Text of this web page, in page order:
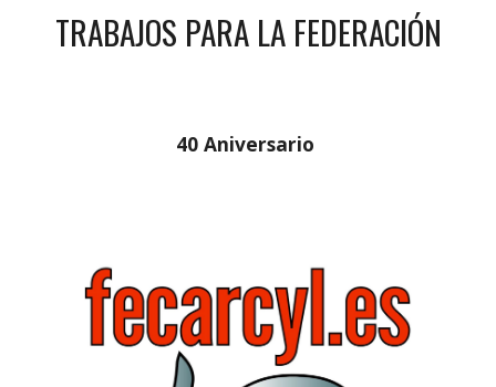
TRABAJOS PARA LA FEDERACIÓN
40 Aniversario